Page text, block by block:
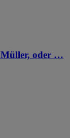
Müller, oder …